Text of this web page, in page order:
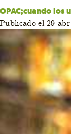
OPAC;cuando
Publicado el 29 abr